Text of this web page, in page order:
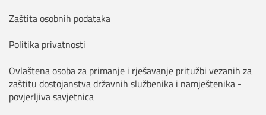
Zaštita osobnih podataka
Politika privatnosti
Ovlaštena osoba za primanje i rješavanje pritužbi vezanih za
zaštitu dostojanstva državnih službenika i namještenika -
povjerljiva savjetnica